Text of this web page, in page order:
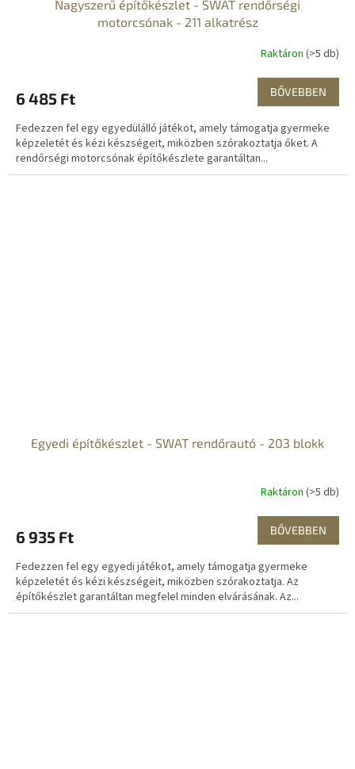
Nagyszerű építőkészlet - SWAT rendőrségi
motorcsónak - 211 alkatrész
Raktáron (>5 db)
6 485 Ft BŐVEBBEN
Fedezzen fel egy egyedülálló játékot, amely támogatja gyermeke
képzeletét és kézi készségeit, miközben szórakoztatja őket. A
rendőrségi motorcsónak építőkészlete garantáltan...
Egyedi építőkészlet - SWAT rendőrautó - 203 blokk
Raktáron (>5 db)
6 935 Ft BŐVEBBEN
Fedezzen fel egy egyedi játékot, amely támogatja gyermeke
képzeletét és kézi készségeit, miközben szórakoztatja. Az
építőkészlet garantáltan megfelel minden elvárásának. Az...